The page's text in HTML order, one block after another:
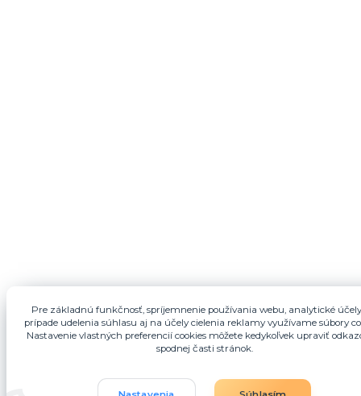
Pre základnú funkčnosť, spríjemnenie používania webu, analytické
prípade udelenia súhlasu aj na účely cielenia reklamy využívame súbory
Nastavenie vlastných preferencií cookies môžete kedykoľvek upraviť
spodnej časti stránok.